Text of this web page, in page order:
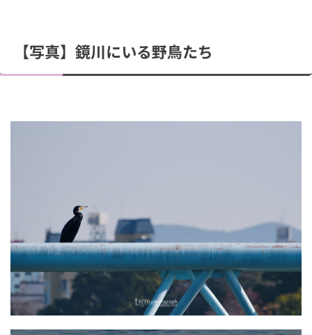
【写真】鏡川にいる野鳥たち